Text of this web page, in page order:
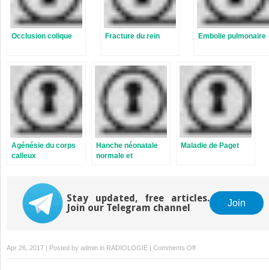
Occlusion colique Fracture du rein Embolie pulmonaire
Agénésie du corps
calleux
Hanche néonatale
normale et
Maladie de Paget
Stay updated, free articles.
Join our Telegram channel
Join
Apr 26, 2017 | Posted by admin in RADIOLOGIE | Comments Offon
Ostéosarcome